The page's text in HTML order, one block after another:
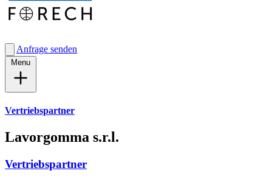
Anfrage senden
Vertriebspartner
Lavorgomma s.r.l.
Vertriebspartner